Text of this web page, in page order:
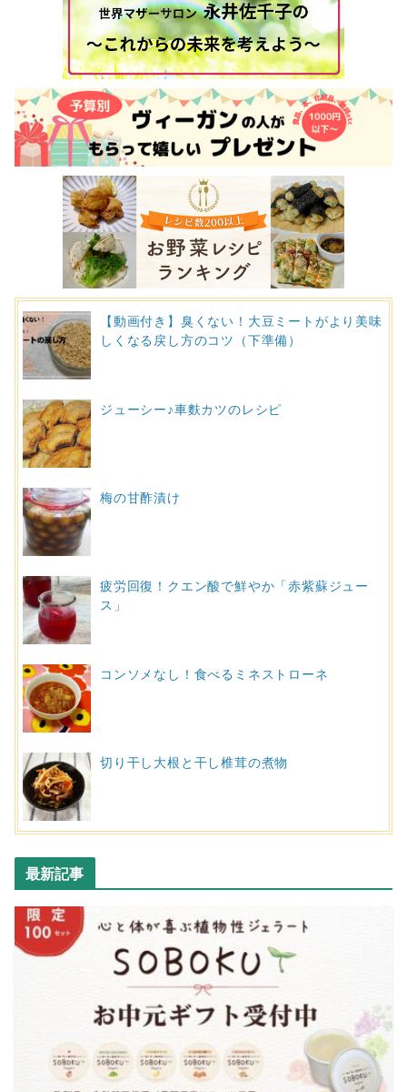
【動画付き】臭くない！大豆ミートがより美味
しくなる戻し方のコツ（下準備）
ジューシー♪車麩カツのレシピ
梅の甘酢漬け
疲労回復！クエン酸で鮮やか「赤紫蘇ジュー
ス」
コンソメなし！食べるミネストローネ
切り干し大根と干し椎茸の煮物
最新記事